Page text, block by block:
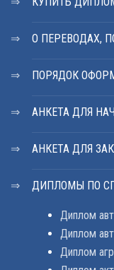
О ПЕРЕВОДАХ,
ПОРЯДОК
АНКЕТА ДЛЯ
АНКЕТА ДЛЯ
ДИПЛОМЫ ПО
Диплом
Диплом
Диплом